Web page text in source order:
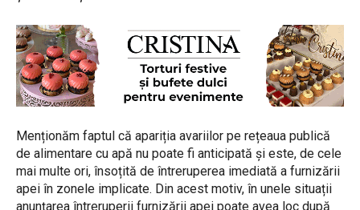
Menționăm faptul că apariția avariilor pe rețeaua publică
de alimentare cu apă nu poate fi anticipată și este, de cele
mai multe ori, însoțită de întreruperea imediată a furnizării
apei în zonele implicate. Din acest motiv, în unele situații
anunțarea întreruperii furnizării apei poate avea loc după